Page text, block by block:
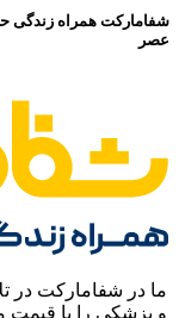
عصر
ما در شفامارکت در
و پزشکی را با قیمت